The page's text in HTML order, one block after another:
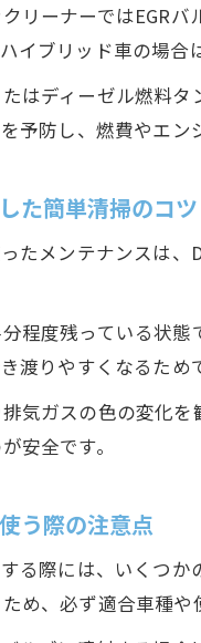
リーナーではEGR
イブリッド車の場
はディーゼル燃料
予防し、燃費やエン
た簡単清掃のコツ
たメンテナンスは
程度残っている状
渡りやすくなるため
気ガスの色の変化
安全です。
う際の注意点
る際には、いくつ
め、必ず適合車種や